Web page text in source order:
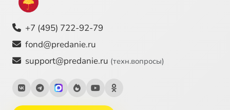
+7 (495) 722-92-79
fond@predanie.ru
support@predanie.ru (техн.вопросы)